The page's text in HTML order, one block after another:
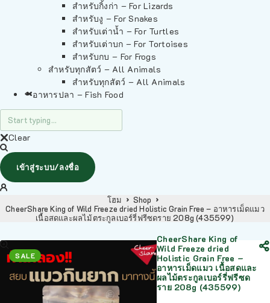
สำหรับกิ้งก่า – For Lizards
สำหรับงู – For Snakes
สำหรับเต่าน้ำ – For Turtles
สำหรับเต่าบก – For Tortoises
สำหรับกบ – For Frogs
สำหรับทุกสัตว์ – All Animals
สำหรับทุกสัตว์ – All Animals
อาหารปลา – Fish Food
Clear
เข้าสู่ระบบ/ลงชื่อ
โฮม
Shop
CheerShare King of Wild Freeze dried Holistic Grain Free – อาหารเม็ดแมว
เนื้อสดและผลไม้ตระกูลเบอร์รี่ฟรีซดราย 208g (435599)
SALE
CheerShare King of
Wild Freeze dried
Holistic Grain Free –
อาหารเม็ดแมว เนื้อสดและ
ผลไม้ตระกูลเบอร์รี่ฟรีซด
ราย 208g (435599)